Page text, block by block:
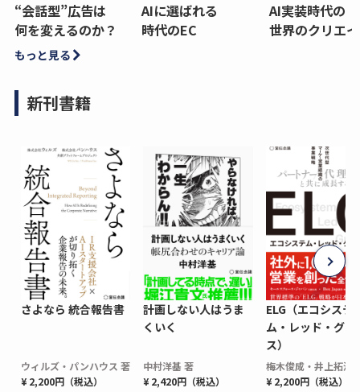
“会話型”広告は
何を変えるのか？
AIに選ばれる
時代のEC
AI実装時代の
世界のクリエ
もっと見る
新刊書籍
さよなら 統合報告書
ウィルズ・パンハウス 著
¥ 2,200円（税込）
計画しない人はうま
くいく
中村洋基 著
¥ 2,420円（税込）
ELG（エコシステ
ム・レッド・グロ
ス）
梅木俊成・井上拓海
¥ 2,200円（税込）